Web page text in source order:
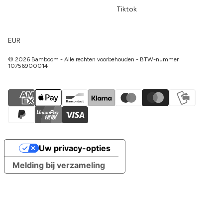
Tiktok
EUR
© 2026 Bamboom - Alle rechten voorbehouden - BTW-nummer
10756900014
Melding bij verzameling
Uw privacy-opties